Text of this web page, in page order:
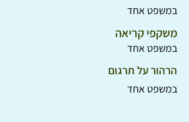
במשפט אחד
משקפי קריאה
במשפט אחד
הרהור על תרגום
במשפט אחד